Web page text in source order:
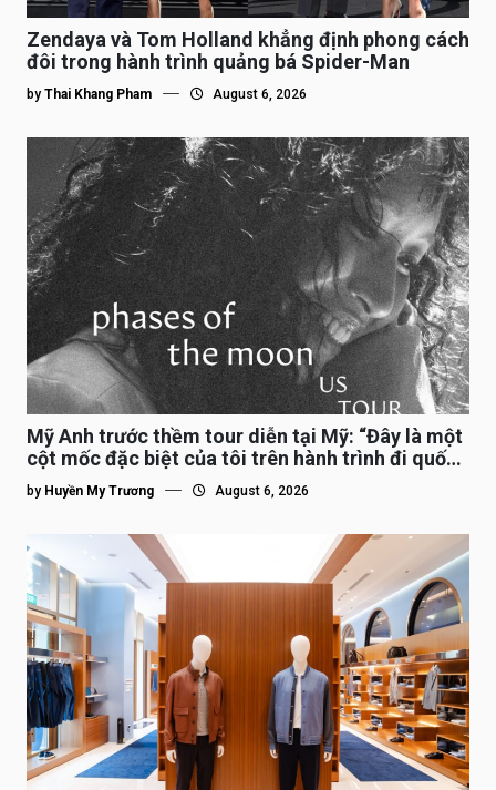
Zendaya và Tom Holland khẳng định phong cách
đôi trong hành trình quảng bá Spider-Man
by Thai Khang Pham August 6, 2026
Mỹ Anh trước thềm tour diễn tại Mỹ: “Đây là một
cột mốc đặc biệt của tôi trên hành trình đi quốc
tế”
by Huyền My Trương August 6, 2026